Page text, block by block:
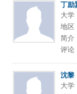
丁励
大学
地区
简介
评论
沈黎
大学